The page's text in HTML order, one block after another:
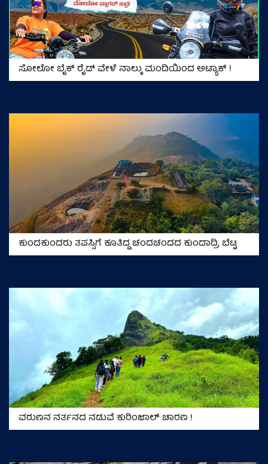
ಸೋಲೋ ಬೈಕ್‌ ರೈಡ್‌ ವೇಳೆ ನಾಲ್ಕು ಮಂದಿಯಿಂದ ಅಟ್ಯಾಕ್‌ !
ಕುಂದಕುಂದರು ತಪಸ್ಸಿಗೆ ಕೂತಿದ್ದ ಚಂದಚಂದದ ಕುಂದಾದ್ರಿ ಬೆಟ್ಟ
ವರುಣನ ನರ್ತನದ ನಡುವೆ ಕುರಿಂಜಾಲ್ ಚಾರಣ !